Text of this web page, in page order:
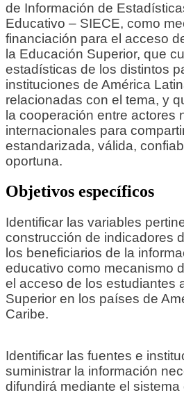
de Información de
Educativo – SIECE, como
financiación para el acceso
la Educación Superior, que
estadísticas de los distintos
instituciones de América
relacionadas con el tema, y
la cooperación entre actores
internacionales para
estandarizada, válida,
oportuna.
Objetivos específicos
Identificar las variables
construcción de indicadores
los beneficiarios de la
educativo como mecanismo
el acceso de los estudiantes
Superior en los países de
Caribe.
Identificar las fuentes e
suministrar la información
difundirá mediante el sistema